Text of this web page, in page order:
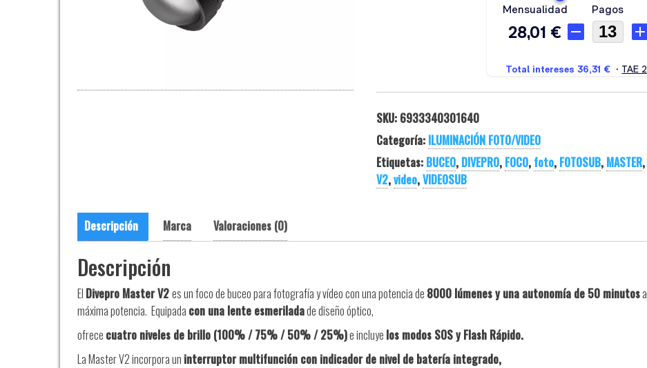
SKU: 6933340301640
Categoría: ILUMINACIÓN FOTO/VIDEO
Etiquetas: BUCEO, DIVEPRO, FOCO, foto, FOTOSUB, MASTER,
V2,video,VIDEOSUB
Descripción Marca Valoraciones (0)
Descripción
El Divepro Master V2es un foco de buceo para fotografía y vídeo con una potencia de 8000 lúmenes y una autonomía de 50 minutosa
máxima potencia. Equipada con una lente esmeriladade diseño óptico,
ofrece cuatro niveles de brillo (100% / 75% / 50% / 25%)e incluye los modos SOS y Flash Rápido.
La Master V2 incorpora un interruptor multifunción con indicador de nivel de batería integrado,